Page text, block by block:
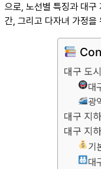
으로, 노선별 특징과 대구
간, 그리고 다자녀 가정을
대구 도
대
광
대구 지
대구 지
기
대